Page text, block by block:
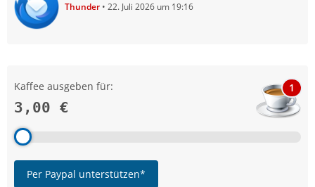
Thunder 22. Juli 2026 um 19:16
Kaffee ausgeben für:
3,00 €
1
Per Paypal unterstützen*